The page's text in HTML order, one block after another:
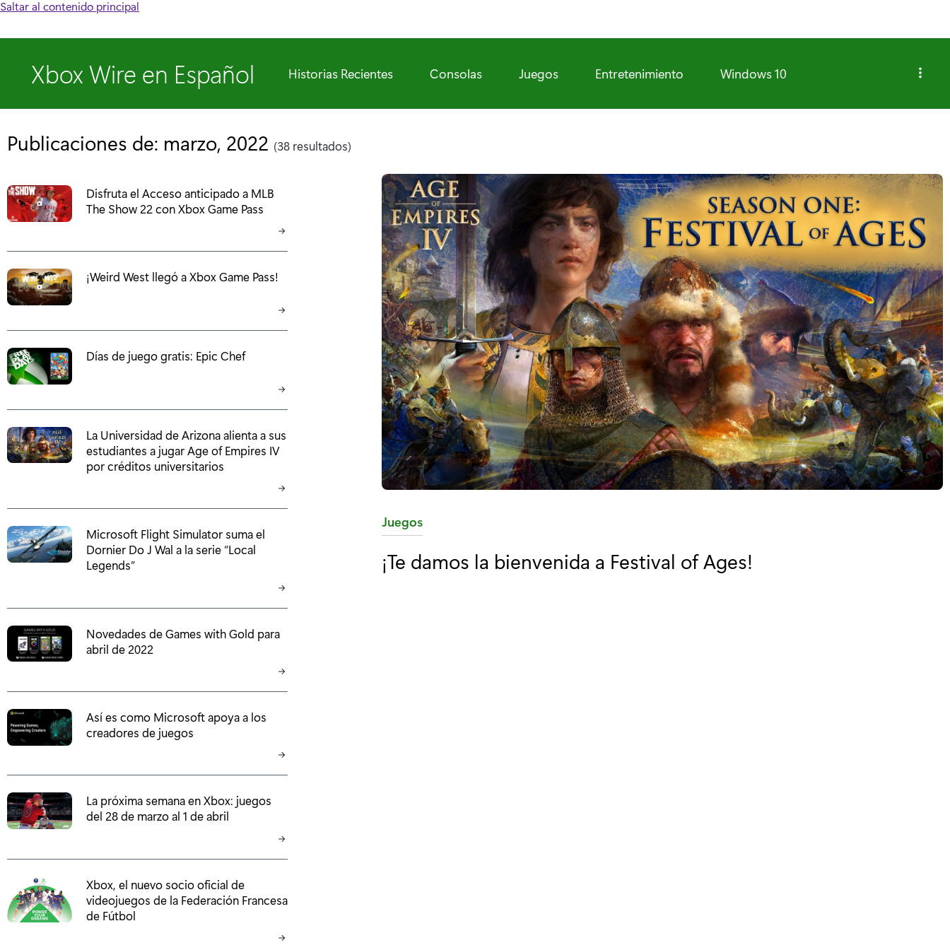
Saltar al contenido principal
Xbox Wire en Español Historias Recientes Consolas Juegos Entretenimiento Windows 10
Publicaciones de: marzo, 2022 (38 resultados)
C
t
Juegos
¡Te damos la bienvenida a Festival of Ages!
Disfruta el Acceso anticipado a MLB
The Show 22 con Xbox Game Pass
¡Weird West llegó a Xbox Game Pass!
Días de juego gratis: Epic Chef
La Universidad de Arizona alienta a sus
estudiantes a jugar Age of Empires IV
por créditos universitarios
Microsoft Flight Simulator suma el
Dornier Do J Wal a la serie “Local
Legends”
Novedades de Games with Gold para
abril de 2022
Así es como Microsoft apoya a los
creadores de juegos
La próxima semana en Xbox: juegos
del 28 de marzo al 1 de abril
Xbox, el nuevo socio oficial de
videojuegos de la Federación Francesa
de Fútbol